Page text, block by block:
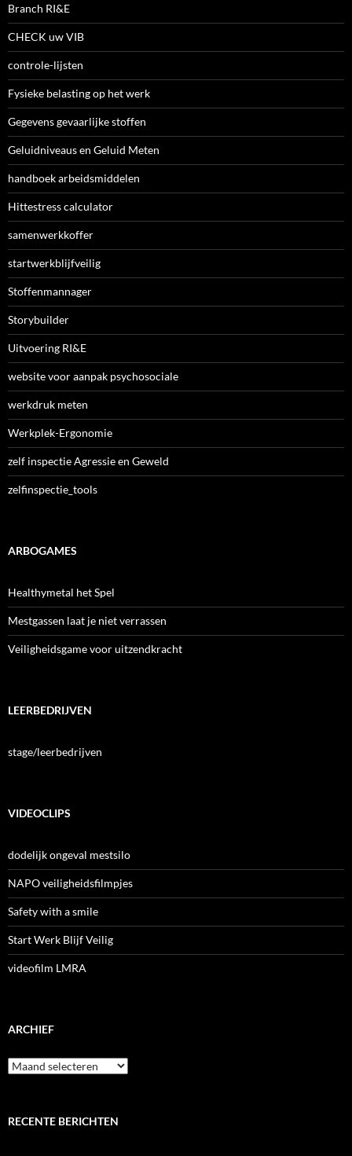
Branch RI&E
CHECK uw VIB
controle-lijsten
Fysieke belasting op het werk
Gegevens gevaarlijke stoffen
Geluidniveaus en Geluid Meten
handboek arbeidsmiddelen
Hittestress calculator
samenwerkkoffer
startwerkblijfveilig
Stoffenmannager
Storybuilder
Uitvoering RI&E
website voor aanpak psychosociale
werkdruk meten
Werkplek-Ergonomie
zelf inspectie Agressie en Geweld
zelfinspectie_tools
ARBOGAMES
Healthymetal het Spel
Mestgassen laat je niet verrassen
Veiligheidsgame voor uitzendkracht
LEERBEDRIJVEN
stage/leerbedrijven
VIDEOCLIPS
dodelijk ongeval mestsilo
NAPO veiligheidsfilmpjes
Safety with a smile
Start Werk Blijf Veilig
videofilm LMRA
ARCHIEF
Archief
RECENTE BERICHTEN